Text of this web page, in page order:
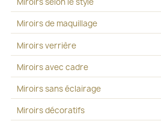
Miroirs de maquillage
Miroirs verrière
Miroirs avec cadre
Miroirs sans éclairage
Miroirs décoratifs